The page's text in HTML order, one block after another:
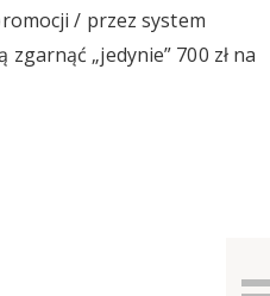
/ przez system
„jedynie” 700 zł na